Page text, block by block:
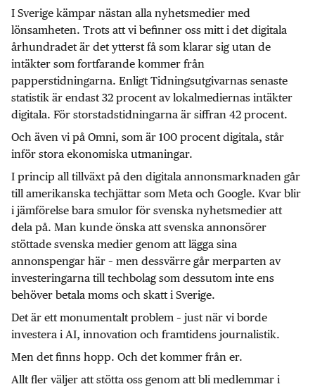
I Sverige kämpar nästan alla nyhetsmedier med
lönsamheten. Trots att vi befinner oss mitt i det digitala
århundradet är det ytterst få som klarar sig utan de
intäkter som fortfarande kommer från
papperstidningarna. Enligt Tidningsutgivarnas senaste
statistik är endast 32 procent av lokalmediernas intäkter
digitala. För storstadstidningarna är siffran 42 procent.
Och även vi på Omni, som är 100 procent digitala, står
inför stora ekonomiska utmaningar.
I princip all tillväxt på den digitala annonsmarknaden går
till amerikanska techjättar som Meta och Google. Kvar blir
i jämförelse bara smulor för svenska nyhetsmedier att
dela på. Man kunde önska att svenska annonsörer
stöttade svenska medier genom att lägga sina
annonspengar här – men dessvärre går merparten av
investeringarna till techbolag som dessutom inte ens
behöver betala moms och skatt i Sverige.
Det är ett monumentalt problem – just när vi borde
investera i AI, innovation och framtidens journalistik.
Men det finns hopp. Och det kommer från er.
Allt fler väljer att stötta oss genom att bli medlemmar i